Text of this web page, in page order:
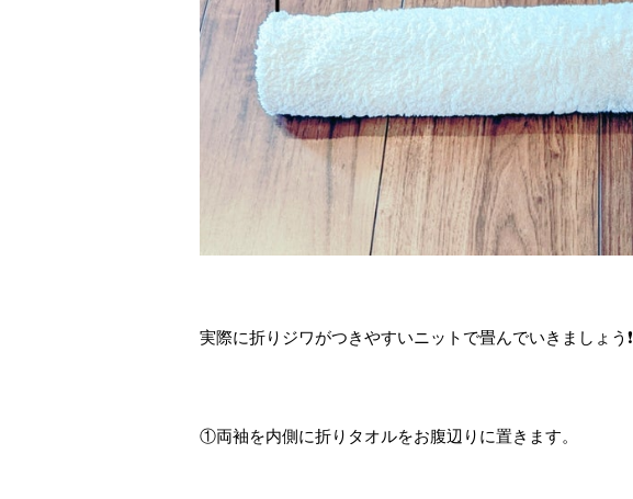
実際に折りジワがつきやすいニットで畳んでいきましょう❗
①両袖を内側に折りタオルをお腹辺りに置きます。